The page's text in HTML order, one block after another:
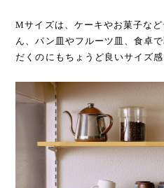
Mサイズは、ケーキやお菓子な
ん、パン皿やフルーツ皿、食卓
だくのにもちょうど良いサイズ感